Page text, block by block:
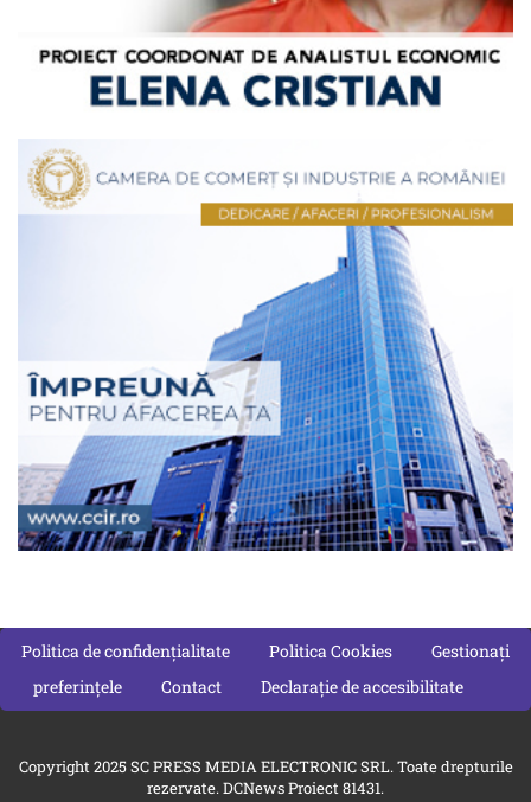
Politica de confidențialitate Politica Cookies
Gestionați
preferințele
Contact Declarație de accesibilitate
Copyright 2025 SC PRESS MEDIA ELECTRONIC SRL. Toate drepturile
rezervate. DCNews Proiect 81431.